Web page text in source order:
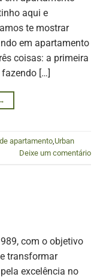
aqui e
te mostrar
em apartamento
coisas: a primeira
[…]
apartamento,Urban
Deixe um comentário
com o objetivo
transformar
excelência no